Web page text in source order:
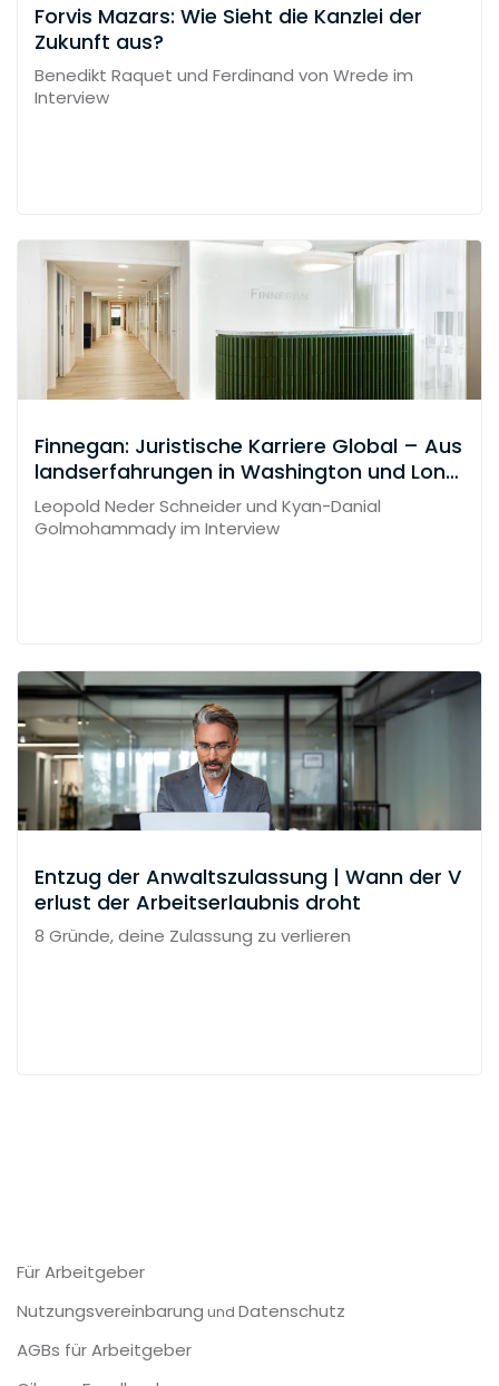
Forvis Mazars: Wie Sieht die Kanzlei der
Zukunft aus?
Benedikt Raquet und Ferdinand von Wrede im
Interview
Finnegan: Juristische Karriere Global – Aus
landserfahrungen in Washington und Lond
on
Leopold Neder Schneider und Kyan-Danial
Golmohammady im Interview
Entzug der Anwaltszulassung | Wann der V
erlust der Arbeitserlaubnis droht
8 Gründe, deine Zulassung zu verlieren
Für Arbeitgeber
Nutzungsvereinbarung und Datenschutz
AGBs für Arbeitgeber